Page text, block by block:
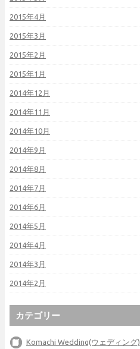
2015年4月
2015年3月
2015年2月
2015年1月
2014年12月
2014年11月
2014年10月
2014年9月
2014年8月
2014年7月
2014年6月
2014年5月
2014年4月
2014年3月
2014年2月
カテゴリー
Komachi Wedding(ウェディング)